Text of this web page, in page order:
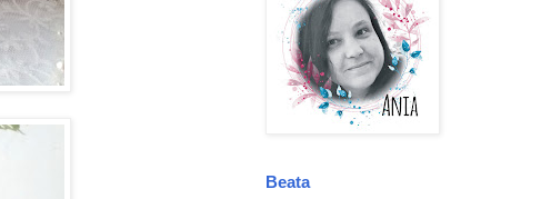
Beata